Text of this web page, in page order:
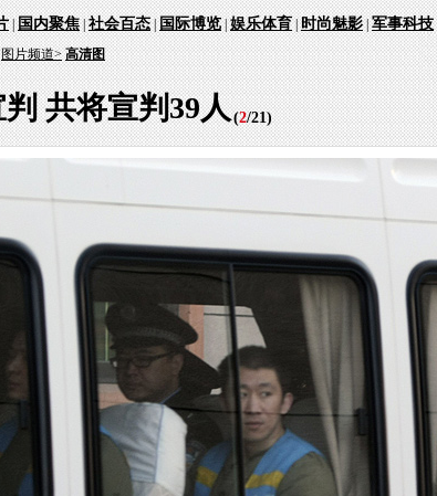
|国内聚焦|社会百态|国际博览|娱乐体育|时尚魅影|军事科技
图片频道> 高清图
共将宣判39人(2/21)